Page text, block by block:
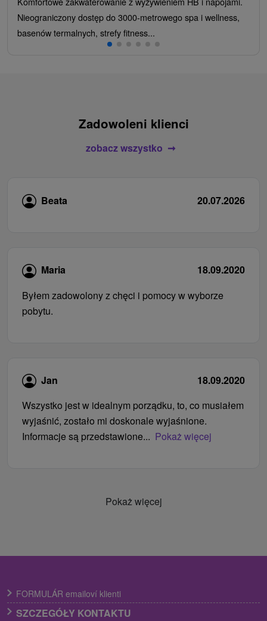
Nieograniczony dostęp do 3000-metrowego spa i wellness,
basenów termalnych, strefy fitness...
Zadowoleni klienci
zobacz wszystko
Beata 20.07.2026
Maria
18.09.2020
Byłem zadowolony z chęci i pomocy w wyborze
pobytu.
Jan
18.09.2020
Wszystko jest w idealnym porządku, to, co musiałem
wyjaśnić, zostało mi doskonale wyjaśnione.
Informacje są przedstawione... Pokaż więcej
Pokaż więcej
FORMULÁR emailoví klienti
SZCZEGÓŁY KONTAKTU